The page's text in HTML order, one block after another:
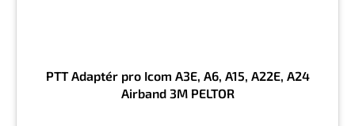
PTT Adaptér pro Icom A3E, A6, A15, A22E, A24
Airband 3M PELTOR